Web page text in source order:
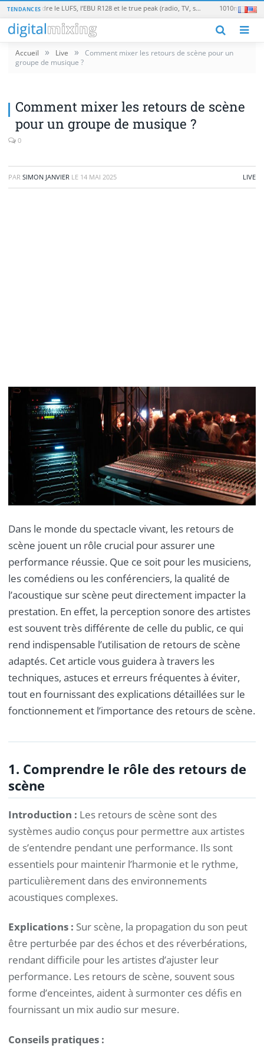
TENDANCES Loudness en broadcast : comprendre le LUFS, l’EBU R128 et le true peak (radio, TV, streaming)
Accueil » Live »
Comment mixer les retours de scène pour un
groupe de musique ?
Comment mixer les retours de scène
pour un groupe de musique ?
0
PAR SIMON JANVIER LE 14 MAI 2025 LIVE
Dans le monde du spectacle vivant, les retours de
scène jouent un rôle crucial pour assurer une
performance réussie. Que ce soit pour les musiciens,
les comédiens ou les conférenciers, la qualité de
l’acoustique sur scène peut directement impacter la
prestation. En effet, la perception sonore des artistes
est souvent très différente de celle du public, ce qui
rend indispensable l’utilisation de retours de scène
adaptés. Cet article vous guidera à travers les
techniques, astuces et erreurs fréquentes à éviter,
tout en fournissant des explications détaillées sur le
fonctionnement et l’importance des retours de scène.
1. Comprendre le rôle des retours de
scène
Introduction : Les retours de scène sont des
systèmes audio conçus pour permettre aux artistes
de s’entendre pendant une performance. Ils sont
essentiels pour maintenir l’harmonie et le rythme,
particulièrement dans des environnements
acoustiques complexes.
Explications : Sur scène, la propagation du son peut
être perturbée par des échos et des réverbérations,
rendant difficile pour les artistes d’ajuster leur
performance. Les retours de scène, souvent sous
forme d’enceintes, aident à surmonter ces défis en
fournissant un mix audio sur mesure.
Conseils pratiques :